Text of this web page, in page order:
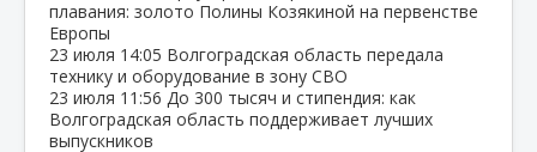
плавания: золото Полины Козякиной на первенстве
Европы
23 июля 14:05 Волгоградская область передала
технику и оборудование в зону СВО
23 июля 11:56 До 300 тысяч и стипендия: как
Волгоградская область поддерживает лучших
выпускников